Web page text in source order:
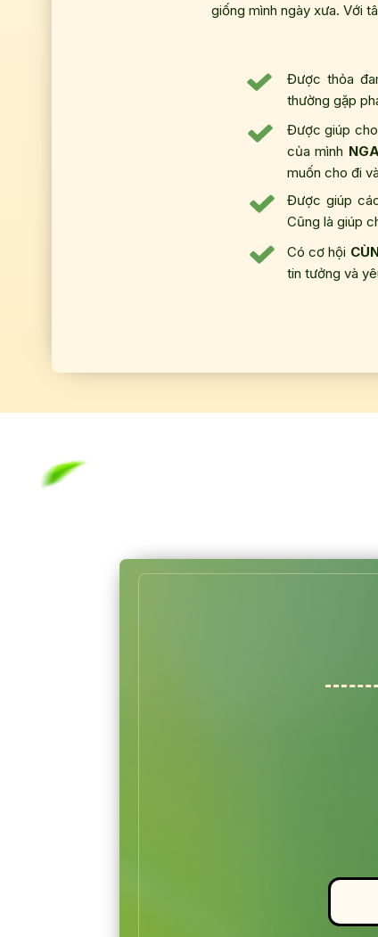
giống mình ngày xưa. Với
Có cơ hội
tin tưởng và
Được giúp
Cũng là giúp
Được giúp
của mình
muốn cho đi
Được thỏa
thường gặp